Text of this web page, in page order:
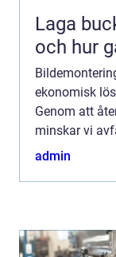
Laga buckla på
och hur
ekonomisk
Genom att
minskar vi
admin